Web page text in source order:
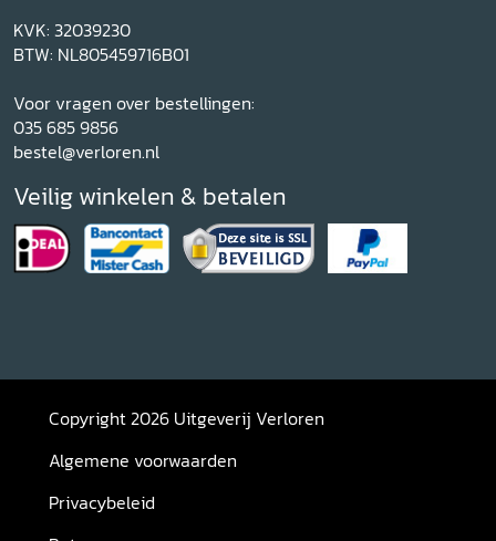
KVK: 32039230
BTW: NL805459716B01
Voor vragen over bestellingen:
035 685 9856
bestel@verloren.nl
Veilig winkelen & betalen
Copyright 2026 Uitgeverij Verloren
Algemene voorwaarden
Privacybeleid